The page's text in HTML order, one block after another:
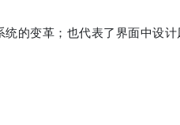
的变革；也代表了界面中设计